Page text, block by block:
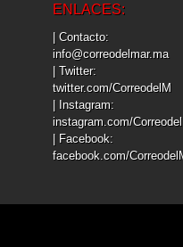
ENLACES:
| Contacto:
info@correodelmar.ma
| Twitter:
twitter.com/CorreodelM
| Instagram:
instagram.com/
| Facebook:
facebook.com/